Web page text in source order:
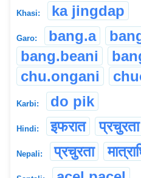
Khasi: ka jingdap
Garo: bang.a
bang.beani
chu.ongani
Karbi: do pik
Hindi: इफरात प्रचुरता
Nepali: प्रचुरता